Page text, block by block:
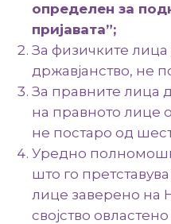
определен за
пријавата”;
За физичките лица
државјанство, не
За правните лица
на правното лице
не постаро од
Уредно
што го
лице заверено на
својство